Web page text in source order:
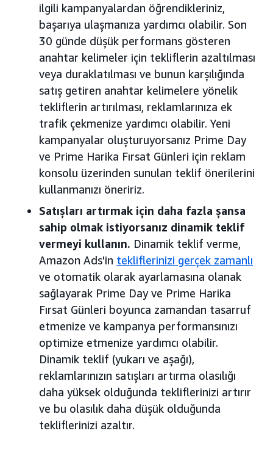
ilgili kampanyalardan öğrendikleriniz,
başarıya ulaşmanıza yardımcı olabilir. Son
30 günde düşük performans gösteren
anahtar kelimeler için tekliflerin azaltılması
veya duraklatılması ve bunun karşılığında
satış getiren anahtar kelimelere yönelik
tekliflerin artırılması, reklamlarınıza ek
trafik çekmenize yardımcı olabilir. Yeni
kampanyalar oluşturuyorsanız Prime Day
ve Prime Harika Fırsat Günleri için reklam
konsolu üzerinden sunulan teklif önerilerini
kullanmanızı öneririz.
Satışları artırmak için daha fazla şansa
sahip olmak istiyorsanız dinamik teklif
vermeyi kullanın. Dinamik teklif verme,
Amazon Ads'in tekliflerinizi gerçek zamanlı
ve otomatik olarak ayarlamasına olanak
sağlayarak Prime Day ve Prime Harika
Fırsat Günleri boyunca zamandan tasarruf
etmenize ve kampanya performansınızı
optimize etmenize yardımcı olabilir.
Dinamik teklif (yukarı ve aşağı),
reklamlarınızın satışları artırma olasılığı
daha yüksek olduğunda tekliflerinizi artırır
ve bu olasılık daha düşük olduğunda
tekliflerinizi azaltır.